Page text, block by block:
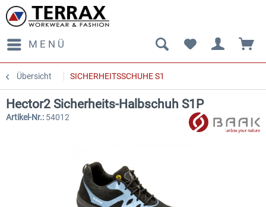
MENÜ
Übersicht SICHERHEITSSCHUHE S1
Hector2 Sicherheits-Halbschuh S1P
Artikel-Nr.: 54012